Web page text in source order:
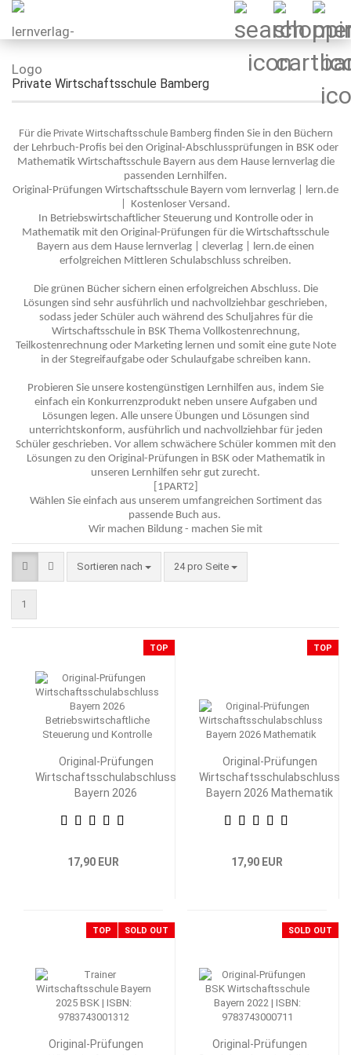
Private Wirtschaftsschule Bamberg
Für die Private Wirtschaftsschule Bamberg finden Sie in den Büchern
der Lehrbuch-Profis bei den Original-Abschlussprüfungen in BSK oder
Mathematik Wirtschaftsschule Bayern aus dem Hause lernverlag die
passenden Lernhilfen.
Original-Prüfungen Wirtschaftsschule Bayern vom lernverlag | lern.de
| Kostenloser Versand.
In Betriebswirtschaftlicher Steuerung und Kontrolle oder in
Mathematik mit den Original-Prüfungen für die Wirtschaftsschule
Bayern aus dem Hause lernverlag | cleverlag | lern.de einen
erfolgreichen Mittleren Schulabschluss schreiben.
Die grünen Bücher sichern einen erfolgreichen Abschluss. Die
Lösungen sind sehr ausführlich und nachvollziehbar geschrieben,
sodass jeder Schüler auch während des Schuljahres für die
Wirtschaftsschule in BSK Thema Vollkostenrechnung,
Teilkostenrechnung oder Marketing lernen und somit eine gute Note
in der Stegreifaufgabe oder Schulaufgabe schreiben kann.
Probieren Sie unsere kostengünstigen Lernhilfen aus, indem Sie
einfach ein Konkurrenzprodukt neben unsere Aufgaben und
Lösungen legen. Alle unsere Übungen und Lösungen sind
unterrichtskonform, ausführlich und nachvollziehbar für jeden
Schüler geschrieben. Vor allem schwächere Schüler kommen mit den
Lösungen zu den Original-Prüfungen in BSK oder Mathematik in
unseren Lernhilfen sehr gut zurecht.
[1PART2]
Wählen Sie einfach aus unserem umfangreichen Sortiment das
passende Buch aus.
Wir machen Bildung - machen Sie mit
Sortieren nach
Sortieren nach 24 pro Seite
pro Seite
1
TOP
Original-Prüfungen
Wirtschaftsschulabschluss
Bayern 2026
Steuerung und Kontrolle
17,90 EUR
TOP
Original-Prüfungen
Wirtschaftsschulabschluss
Bayern 2026 Mathematik
17,90 EUR
TOP SOLD OUT
Original-Prüfungen
SOLD OUT
Original-Prüfungen